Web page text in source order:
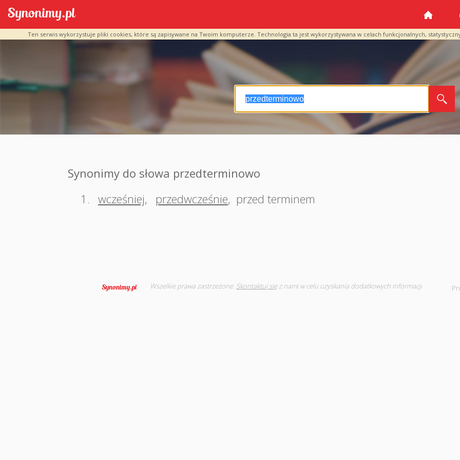
Ten serwis wykorzystuje pliki cookies, które są zapisywane na Twoim komputerze. Technologia ta jest wykorzystywana w celach funkcjonalnych,
Synonimy do słowa przedterminowo
1. wcześniej, przedwcześnie, przed terminem
Wszelkie prawa zastrzeżone. Skontaktuj sięz nami w celu uzyskania dodatkowych informacji